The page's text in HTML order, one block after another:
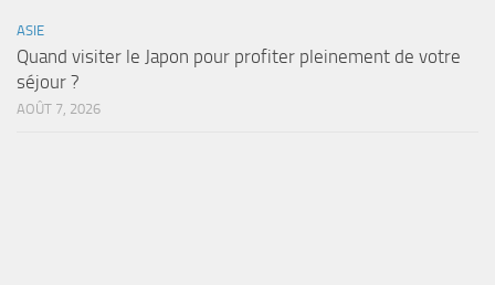
ASIE
Quand visiter le Japon pour profiter pleinement de votre
séjour ?
AOÛT 7, 2026